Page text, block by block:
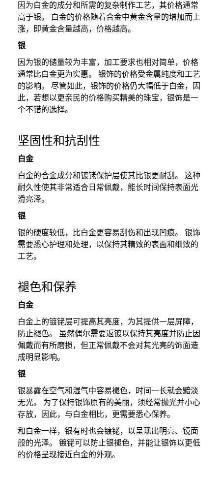
因为白金的成分和所需的复杂制作工艺，其价格通常
高于银。 白金的价格随着合金中黄金含量的增加而上
涨，即黄金含量越高，价格越高。
银
因为银的储量较为丰富，加工要求也相对简单，价格
通常比白金更为实惠。 银饰的价格受金属纯度和工艺
的影响。 尽管如此，银饰的价格仍大幅低于白金，因
此，若想以更亲民的价格购买精美的珠宝，银饰是一
个不错的选择。
坚固性和抗刮性
白金
白金的合金成分和镀铑保护层使其比银更耐刮。 这种
耐久性使其非常适合日常佩戴，能长时间保持表面光
滑亮泽。
银
银的硬度较低，比白金更容易刮伤和出现凹痕。 银饰
需要悉心护理和处理，以保持其精致的表面和细致的
工艺。
褪色和保养
白金
白金上的镀铑层可提高其亮度，为其提供一层屏障，
防止褪色。 虽然偶尔需要返镀以保持其亮度并防止因
佩戴而有所磨损，但正常佩戴不会对其光亮的饰面造
成明显影响。
银
银暴露在空气和湿气中容易褪色，时间一长就会黯淡
无光。 为了保持银饰原有的美丽，须经常抛光并小心
存放，因此，与白金相比，更需要悉心保养。
和白金一样，银有时也会镀铑，以呈现出明亮、镜面
般的光泽。 镀铑可以防止银褪色，并能让银饰以更低
的价格呈现接近白金的外观。